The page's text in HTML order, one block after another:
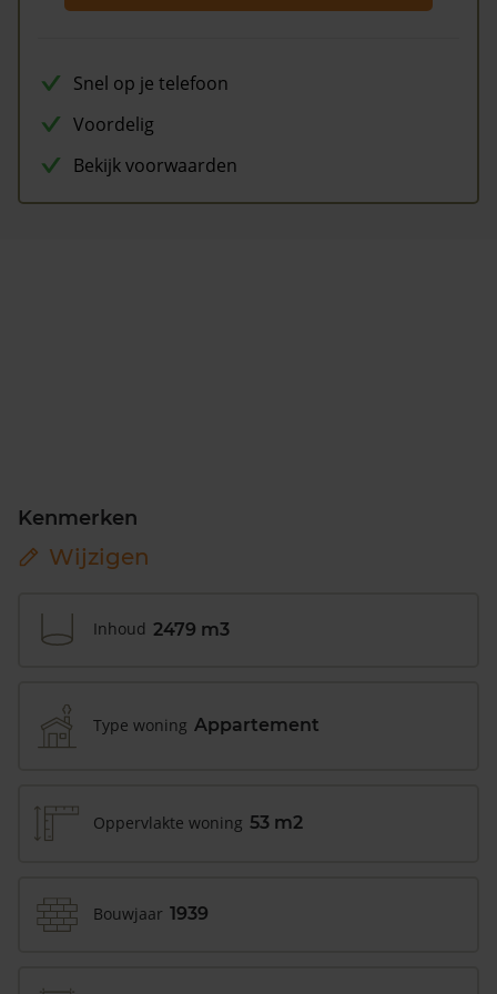
Snel op je telefoon
Voordelig
Bekijk voorwaarden
Kenmerken
Wijzigen
Inhoud 2479 m3
Type woning Appartement
Oppervlakte woning 53 m2
Bouwjaar 1939